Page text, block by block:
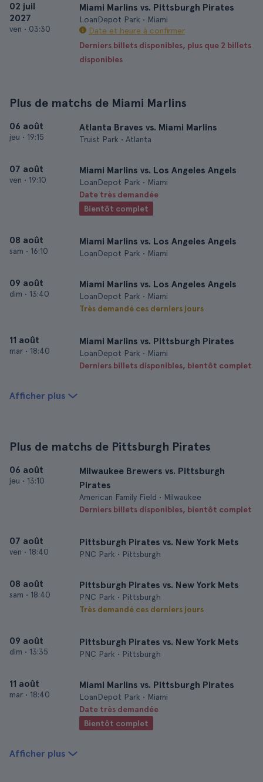
02 juil
2027
ven • 03:30
Miami Marlins vs. Pittsburgh Pirates
LoanDepot Park • Miami
Date et heure à confirmer
Derniers billets disponibles, plus que 2 billets
disponibles
Plus de matchs de Miami Marlins
06 août
jeu • 19:15
Atlanta Braves vs. Miami Marlins
Truist Park • Atlanta
07 août
ven • 19:10
Miami Marlins vs. Los Angeles Angels
LoanDepot Park • Miami
Date très demandée
Bientôt complet
08 août
sam • 16:10
Miami Marlins vs. Los Angeles Angels
LoanDepot Park • Miami
09 août
dim • 13:40
Miami Marlins vs. Los Angeles Angels
LoanDepot Park • Miami
Très demandé ces derniers jours
11 août
mar • 18:40
Miami Marlins vs. Pittsburgh Pirates
LoanDepot Park • Miami
Derniers billets disponibles, bientôt complet
Afficher plus
Plus de matchs de Pittsburgh Pirates
06 août
jeu • 13:10
Milwaukee Brewers vs. Pittsburgh
Pirates
American Family Field • Milwaukee
Derniers billets disponibles, bientôt complet
07 août
ven • 18:40
Pittsburgh Pirates vs. New York Mets
PNC Park • Pittsburgh
08 août
sam • 18:40
Pittsburgh Pirates vs. New York Mets
PNC Park • Pittsburgh
Très demandé ces derniers jours
09 août
dim • 13:35
Pittsburgh Pirates vs. New York Mets
PNC Park • Pittsburgh
11 août
mar • 18:40
Miami Marlins vs. Pittsburgh Pirates
LoanDepot Park • Miami
Date très demandée
Bientôt complet
Afficher plus